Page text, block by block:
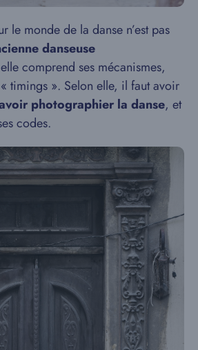
le monde de la danse n’est pas
danseuse
comprend ses mécanismes,
timings ». Selon elle, il faut avoir
photographier la danse, et
codes.